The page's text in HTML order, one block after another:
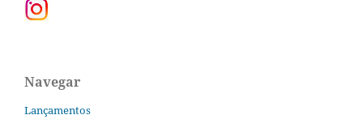
Navegar
Lançamentos